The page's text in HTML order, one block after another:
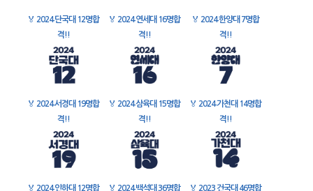
🏅 2024 단국대 12명합
격!!
🏅 2024 연세대 16명합
격!!
🏅 2024 한양대 7명합
격!!
🏅 2024 서경대 19명합
격!!
🏅 2024 삼육대 15명합
격!!
🏅 2024 가천대 14명합
격!!
🏅 2024 인하대 12명합
🏅 2024 백석대 36명합
🏅 2023 건국대 46명합